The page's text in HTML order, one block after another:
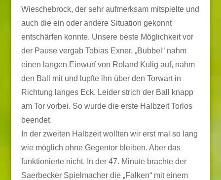
Wieschebrock, der sehr aufmerksam mitspielte und
auch die ein oder andere Situation gekonnt
entschärfen konnte. Unsere beste Möglichkeit vor
der Pause vergab Tobias Exner. „Bubbel“ nahm
einen langen Einwurf von Roland Kulig auf, nahm
den Ball mit und lupfte ihn über den Torwart in
Richtung langes Eck. Leider strich der Ball knapp
am Tor vorbei. So wurde die erste Halbzeit Torlos
beendet.
In der zweiten Halbzeit wollten wir erst mal so lang
wie möglich ohne Gegentor bleiben. Aber das
funktionierte nicht. In der 47. Minute brachte der
Saerbecker Spielmacher die „Falken“ mit einem